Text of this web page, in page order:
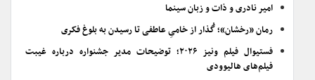
امیر نادری و ذات و زبان سینما
رمان «رخشان»؛ گُذار از خامیِ عاطفی تا رسیدن به بلوغ فکری
فستیوال فیلم ونیز ۲۰۲۶؛ توضیحات مدیر جشنواره درباره غیبت
فیلم‌های هالیوودی